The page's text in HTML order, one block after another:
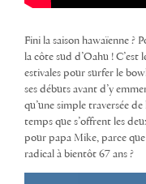
Fini la saison hawaïenne ?
la côte sud d’Oahu !
estivales pour surfer le
ses débuts avant d’y
qu’une simple traversée de
temps que s’offrent les
pour papa Mike, parce
radical à bientôt 67 ans ?